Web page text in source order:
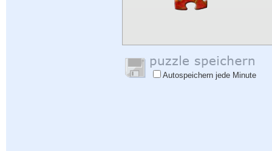
Autospeichern jede Minute